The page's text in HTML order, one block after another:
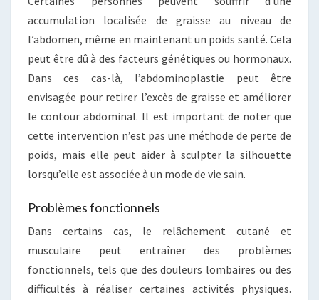
accumulation localisée de graisse au niveau de
l’abdomen, même en maintenant un poids santé. Cela
peut être dû à des facteurs génétiques ou hormonaux.
Dans ces cas-là, l’abdominoplastie peut être
envisagée pour retirer l’excès de graisse et améliorer
le contour abdominal. Il est important de noter que
cette intervention n’est pas une méthode de perte de
poids, mais elle peut aider à sculpter la silhouette
lorsqu’elle est associée à un mode de vie sain.
Problèmes fonctionnels
Dans certains cas, le relâchement cutané et
musculaire peut entraîner des problèmes
fonctionnels, tels que des douleurs lombaires ou des
difficultés à réaliser certaines activités physiques.